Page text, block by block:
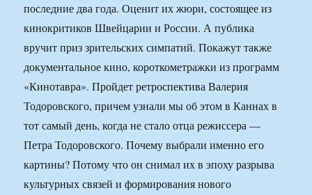
последние два года. Оценит их жюри, состоящее из
кинокритиков Швейцарии и России. А публика
вручит приз зрительских симпатий. Покажут также
документальное кино, короткометражки из программ
«Кинотавра». Пройдет ретроспектива Валерия
Тодоровского, причем узнали мы об этом в Каннах в
тот самый день, когда не стало отца режиссера —
Петра Тодоровского. Почему выбрали именно его
картины? Потому что он снимал их в эпоху разрыва
культурных связей и формирования нового